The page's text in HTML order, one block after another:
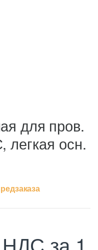
для пров.
легкая осн.